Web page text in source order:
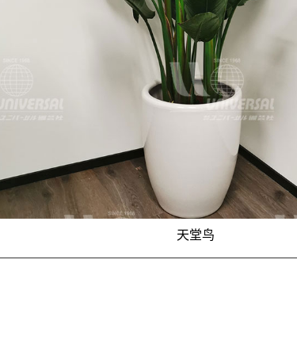
天堂鸟